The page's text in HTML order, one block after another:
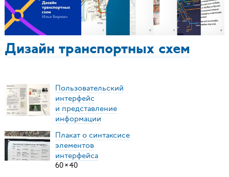
Дизайн транспортных схем
Пользовательский
интерфейс
и представление
информации
Плакат о синтаксисе
элементов
интерфейса
60×40